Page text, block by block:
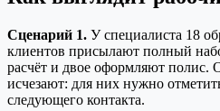
Сценарий 1. У специалиста 18
клиентов присылают полный
расчёт и двое оформляют полис.
исчезают: для них нужно
следующего контакта.